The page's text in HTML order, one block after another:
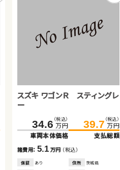
スズキ ワゴンＲ スティングレ
ー
34.6 （税込）
万円
車両本体価格
39.7 （税込）
万円
支払総額
諸費用：5.1 万円 （税込）
保証 あり 住所 茨城県
日産 エクストレイル
168.0 （税込）
万円
車両本体価格
180.0 （税込）
万円
支払総額
諸費用：12.0万円（税込）
保証 あり 住所 岡山県
ホンダ フィット ハイブリッド
51.0 （税込）
万円
車両本体価格
62.4 （税込）
万円
支払総額
諸費用：11.4万円（税込）
保証 あり 住所 埼玉県